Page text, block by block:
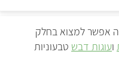
לא נוטים לגרום לעלייה
אפשר למצוא בחלק
ועוגות דבש טבעוניות